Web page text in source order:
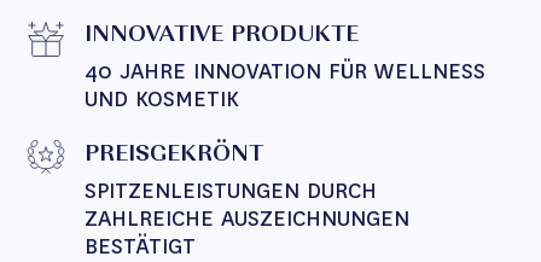
INNOVATIVE PRODUKTE
40 JAHRE INNOVATION FÜR WELLNESS
UND KOSMETIK
PREISGEKRÖNT
SPITZENLEISTUNGEN DURCH
ZAHLREICHE AUSZEICHNUNGEN
BESTÄTIGT